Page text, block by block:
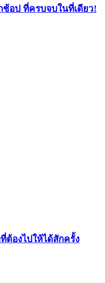
ช้อป ที่ครบจบในที่เดียว!
ต้องไปให้ได้สักครั้ง